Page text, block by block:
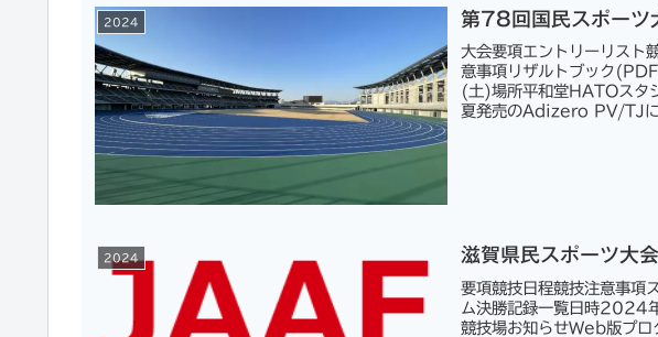
2024 第78回国民スポーツ
大会要項エントリーリスト
意事項リザルトブック
(土)場所平和堂HATOスタ
夏発売のAdizero PV/TJ
2024 滋賀県民スポーツ大
要項競技日程競技注意事項
ム決勝記録一覧日時2024
競技場お知らせWeb版プロ